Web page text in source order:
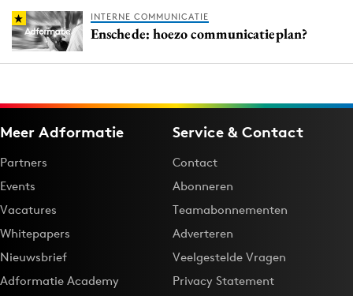
INTERNE COMMUNICATIE
Enschede: hoezo communicatieplan?
Meer Adformatie
Partners
Events
Vacatures
Whitepapers
Nieuwsbrief
Adformatie Academy
Service & Contact
Contact
Abonneren
Teamabonnementen
Adverteren
Veelgestelde Vragen
Privacy Statement